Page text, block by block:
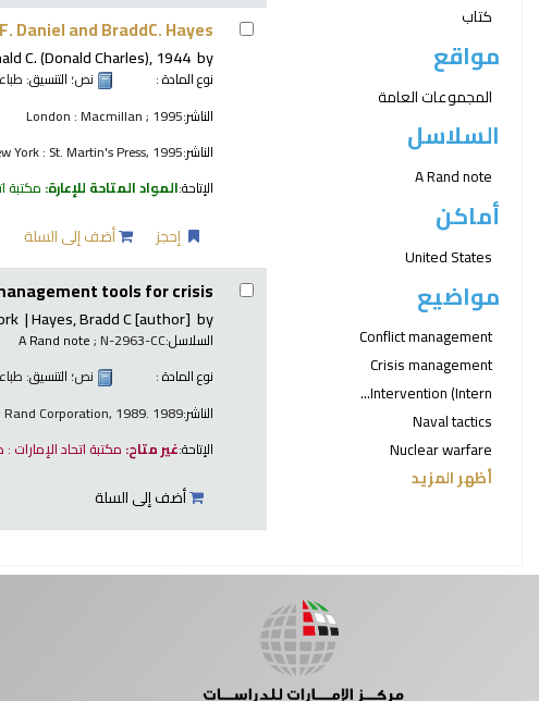
كتاب
مواقع
المجموعات العامة
السلاسل
A Rand note
أماكن
United States
مواضيع
Conflict management
Crisis management
Intervention (Intern...
Naval tactics
Nuclear warfare
أظهر المزيد
Daniel and BraddC. Hayes.
by
C. (Donald Charles), 1944-
نوع المادة : نص؛ التنسيق:
الناشر:London : Macmillan ; 1995
الناشر:York : St. Martin's Press, 1995
الإتاحة:المواد المتاحة للإعارة: مكتبة
إحجز أضف إلى السلة
tools for crisis
by
Hayes, Bradd C[author]
السلاسل: A Rand note; N-2963-CC
نوع المادة :
نص؛ التنسيق:
الناشر:Rand Corporation, 1989. 1989
الإتاحة:غير متاح: مكتبة اتحاد
أضف إلى السلة